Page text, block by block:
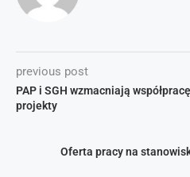
previous post
PAP i SGH wzmacniają
projekty
Oferta pracy na